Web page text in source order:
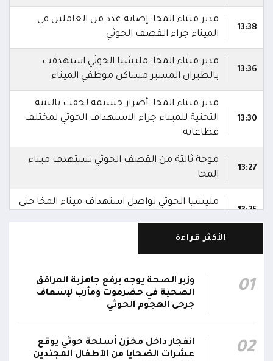
13:38
مدير ميناء المخا: إصابة عدد من العاملين في
الميناء جراء القصف الحوثي
13:36
مدير ميناء المخا: مليشيا الحوثي استهدفت
بالطيران المسير مساكن موظفي الميناء
13:30
مدير ميناء المخا: أضرار جسيمة لحقت بالبنية
التحتية للميناء جراء الاستهداف الحوثي لمختلف
قطاعاته
13:27
موجة ثالثة من القصف الحوثي تستهدف ميناء
المخا
13:25
مليشيا الحوثي تواصل استهداف ميناء المخا حتى
13:07
شهود عيان: القصف الحوثي على المخا انطلق من
الحوبان ومقبنة
الأكثر قراءة
01
وزير الصحة يوجه برفع جاهزية المرافق
الصحية في حضرموت ومأرب لإسعاف
جرحى الهجوم الحوثي
02
انفجار داخل مخزن أسلحة حوثي يوقع
عشرات الضحايا من الأطفال المجندين